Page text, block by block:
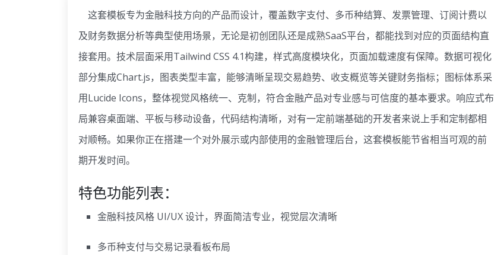
这套模板专为金融科技方向的产品而设计，覆盖数字支付、多币种结算、发票管理、订阅计费以
及财务数据分析等典型使用场景，无论是初创团队还是成熟SaaS平台，都能找到对应的页面结构直
接套用。技术层面采用Tailwind CSS 4.1构建，样式高度模块化，页面加载速度有保障。数据可视化
部分集成Chart.js，图表类型丰富，能够清晰呈现交易趋势、收支概览等关键财务指标；图标体系采
用Lucide Icons，整体视觉风格统一、克制，符合金融产品对专业感与可信度的基本要求。响应式布
局兼容桌面端、平板与移动设备，代码结构清晰，对有一定前端基础的开发者来说上手和定制都相
对顺畅。如果你正在搭建一个对外展示或内部使用的金融管理后台，这套模板能节省相当可观的前
期开发时间。
特色功能列表：
金融科技风格 UI/UX 设计，界面简洁专业，视觉层次清晰
多币种支付与交易记录看板布局